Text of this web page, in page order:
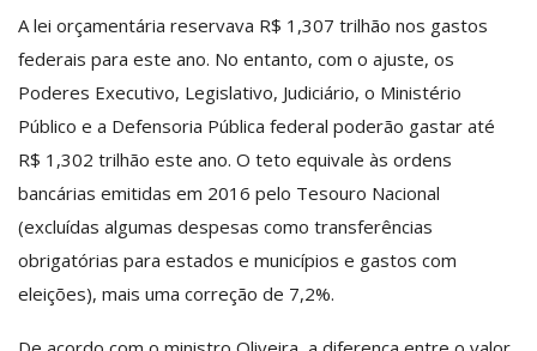
A lei orçamentária reservava R$ 1,307 trilhão nos gastos
federais para este ano. No entanto, com o ajuste, os
Poderes Executivo, Legislativo, Judiciário, o Ministério
Público e a Defensoria Pública federal poderão gastar até
R$ 1,302 trilhão este ano. O teto equivale às ordens
bancárias emitidas em 2016 pelo Tesouro Nacional
(excluídas algumas despesas como transferências
obrigatórias para estados e municípios e gastos com
eleições), mais uma correção de 7,2%.